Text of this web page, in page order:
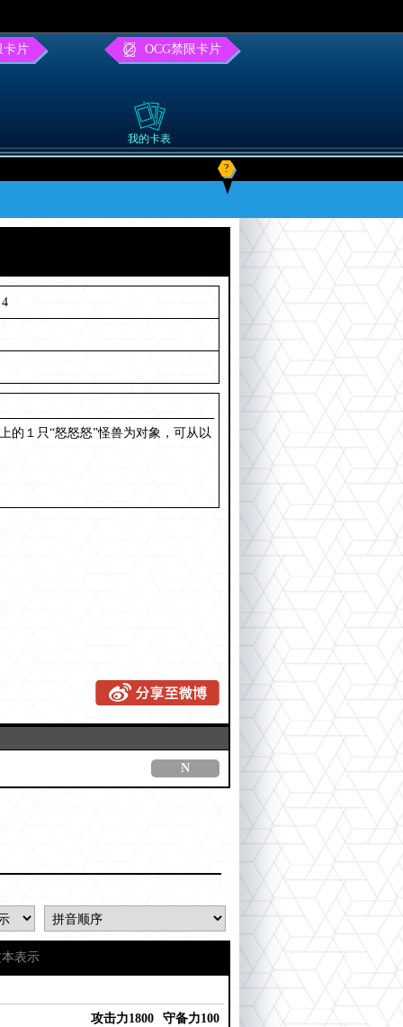
卡片 OCG禁限卡片
我的卡表
?
4
的１只“怒怒怒”怪兽为对象，可从以
N
表示
攻击力1800 守备力100